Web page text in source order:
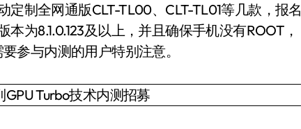
定制全网通版CLT-TL00、CLT-TL01等几款，报名
为8.1.0.123及以上，并且确保手机没有ROOT，
参与内测的用户特别注意。